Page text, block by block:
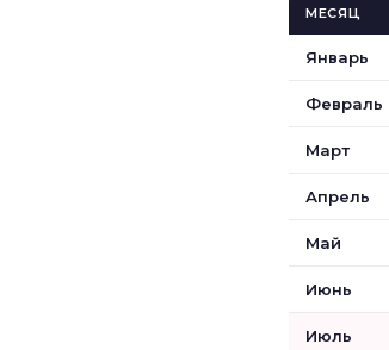
МЕСЯЦ
Январь
Февраль
Март
Апрель
Май
Июнь
Июль